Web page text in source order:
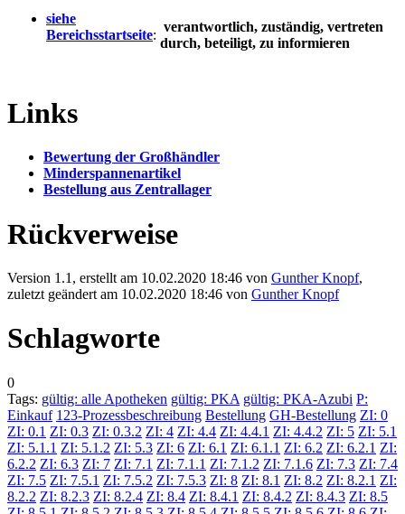
siehe
Bereichsstartseite:
verantwortlich, zuständig, vertreten
durch, beteiligt, zu informieren
Links
Bewertung der Großhändler
Minderspannenartikel
Bestellung aus Zentrallager
Rückverweise
Version 1.1, erstellt am 10.02.2020 18:46 von Gunther Knopf,
zuletzt geändert am 10.02.2020 18:46 von Gunther Knopf
Schlagworte
0
Tags: gültig: alle Apotheken gültig: PKA gültig: PKA-Azubi P:
Einkauf 123-Prozessbeschreibung Bestellung GH-Bestellung ZI: 0
ZI: 0.1 ZI: 0.3 ZI: 0.3.2 ZI: 4 ZI: 4.4 ZI: 4.4.1 ZI: 4.4.2 ZI: 5 ZI: 5.1
ZI: 5.1.1 ZI: 5.1.2 ZI: 5.3 ZI: 6 ZI: 6.1 ZI: 6.1.1 ZI: 6.2 ZI: 6.2.1 ZI:
6.2.2 ZI: 6.3 ZI: 7 ZI: 7.1 ZI: 7.1.1 ZI: 7.1.2 ZI: 7.1.6 ZI: 7.3 ZI: 7.4
ZI: 7.5 ZI: 7.5.1 ZI: 7.5.2 ZI: 7.5.3 ZI: 8 ZI: 8.1 ZI: 8.2 ZI: 8.2.1 ZI:
8.2.2 ZI: 8.2.3 ZI: 8.2.4 ZI: 8.4 ZI: 8.4.1 ZI: 8.4.2 ZI: 8.4.3 ZI: 8.5